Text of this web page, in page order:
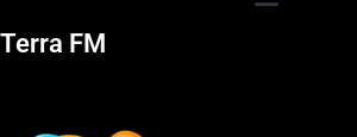
Terra FM